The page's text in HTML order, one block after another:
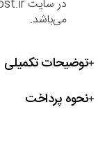
می‌باشد.
توضیحات تکمیلی
نحوه پرداخت